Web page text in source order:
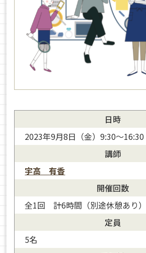
日時
2023年9月8日（金）9:30〜16:30
講師
宇高 有香
開催回数
全1回 計6時間（別途休憩あり）
定員
5名